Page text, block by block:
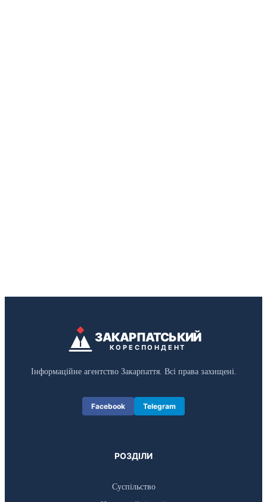
ЗАКАРПАТСЬКИЙ
КОРЕСПОНДЕНТ
Інформаційне агентство Закарпаття. Всі права захищені.
Facebook Telegram
РОЗДІЛИ
Суспільство